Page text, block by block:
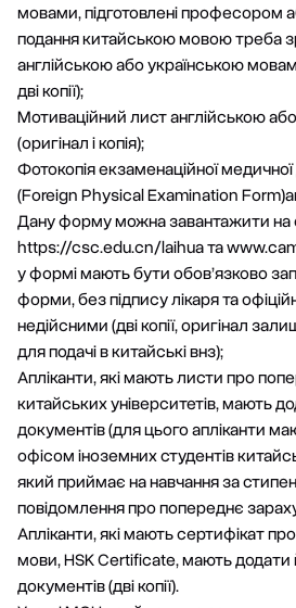
мовами, підготовлені професором
подання китайською мовою треба
англійською або українською
дві копії);
Мотиваційний лист англійською
(оригінал і копія);
Фотокопія екзаменаційної
(Foreign Physical Examination
Дану форму можна завантажити на
https://csc.edu.cn/laihua та
у формі мають бути обов’язково
форми, без підпису лікаря та
недійсними (дві копії, оригінал
для подачі в китайські внз);
Апліканти, які мають листи про
китайських університетів, мають
документів (для цього апліканти
офісом іноземних студентів
який приймає на навчання за
повідомлення про попереднє
Апліканти, які мають сертифікат
мови, HSK Certificate, мають додати
документів (дві копії).